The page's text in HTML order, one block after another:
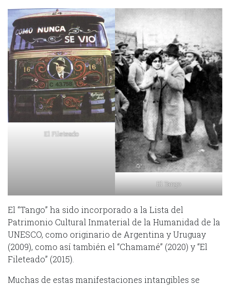
El Fileteado
El Tango
El “Tango” ha sido incorporado a la Lista del
Patrimonio Cultural Inmaterial de la Humanidad de la
UNESCO, como originario de Argentina y Uruguay
(2009), como así también el “Chamamé” (2020) y “El
Fileteado” (2015).
Muchas de estas manifestaciones intangibles se